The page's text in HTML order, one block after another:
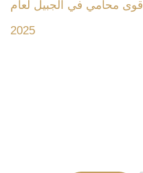
اقوى محامي في الجبيل لعام
2025